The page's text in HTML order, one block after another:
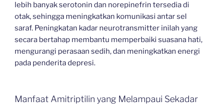
lebih banyak serotonin dan norepinefrin tersedia di
otak, sehingga meningkatkan komunikasi antar sel
saraf. Peningkatan kadar neurotransmitter inilah yang
secara bertahap membantu memperbaiki suasana hati,
mengurangi perasaan sedih, dan meningkatkan energi
pada penderita depresi.
Manfaat Amitriptilin yang Melampaui Sekadar